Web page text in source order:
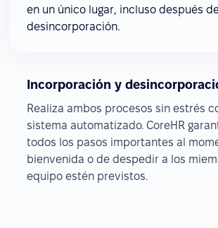
en un único lugar, incluso después
desincorporación.
Incorporación y
Realiza ambos procesos sin estrés
sistema automatizado. CoreHR
todos los pasos importantes al
bienvenida o de despedir a los
equipo estén previstos.